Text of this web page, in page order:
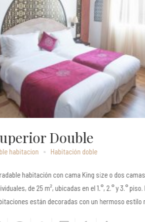
Habitación doble
con cama King size o dos camas
ubicadas en el 1.°, 2.° y 3.° piso. Las
con un hermoso estilo marroquí.